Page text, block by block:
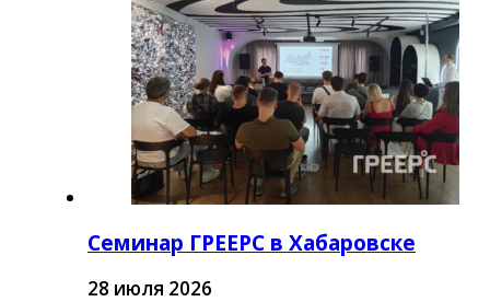
Семинар ГРЕЕРС в Хабаровске
28 июля 2026